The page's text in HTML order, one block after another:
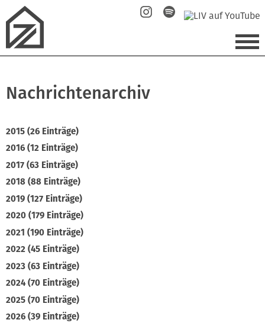
Nachrichtenarchiv
2015 (26 Einträge)
2016 (12 Einträge)
2017 (63 Einträge)
2018 (88 Einträge)
2019 (127 Einträge)
2020 (179 Einträge)
2021 (190 Einträge)
2022 (45 Einträge)
2023 (63 Einträge)
2024 (70 Einträge)
2025 (70 Einträge)
2026 (39 Einträge)